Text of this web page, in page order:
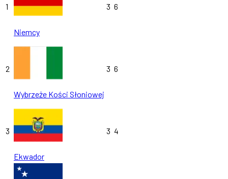
1
Niemcy
3 6
2
Wybrzeże Kości Słoniowej
3 6
3
Ekwador
3 4